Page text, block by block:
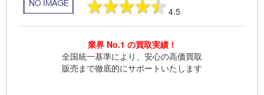
4.5
業界 No.1 の買取実績！
全国統一基準により、安心の高価買取
販売まで徹底的にサポートいたします